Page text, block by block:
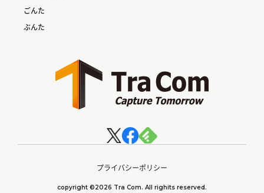
ごんた
ぶんた
プライバシーポリシー
copyright ©2026 Tra Com. All righits reserved.